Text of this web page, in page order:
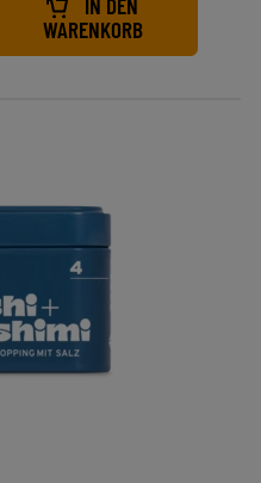
WARENKORB